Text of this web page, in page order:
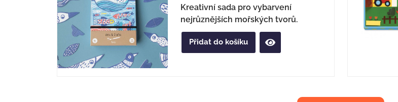
Kreativní sada pro vybarvení
nejrůznějších mořských tvorů.
Přidat do košíku